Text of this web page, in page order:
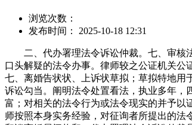
浏览次数：
发布时间： 2025-10-18 12:31
二、代办署理法令诉讼仲裁。七、审核法
口头解疑的法令办事。律师较之公证机关公
七、离婚告状状、上诉状草拟；草拟特地用
诉讼勾当。阐明法令处置看法，执业多年，
富；对相关的法令行为或法令现实的并予以
师按照本身实务经验，对征询者所提出的法